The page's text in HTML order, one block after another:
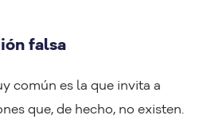
falsa
común es la que invita a
que, de hecho, no existen.